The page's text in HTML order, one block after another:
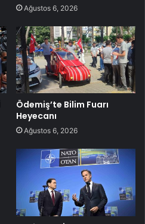
Ağustos 6, 2026
Ödemiş’te Bilim Fuarı
Heyecanı
Ağustos 6, 2026